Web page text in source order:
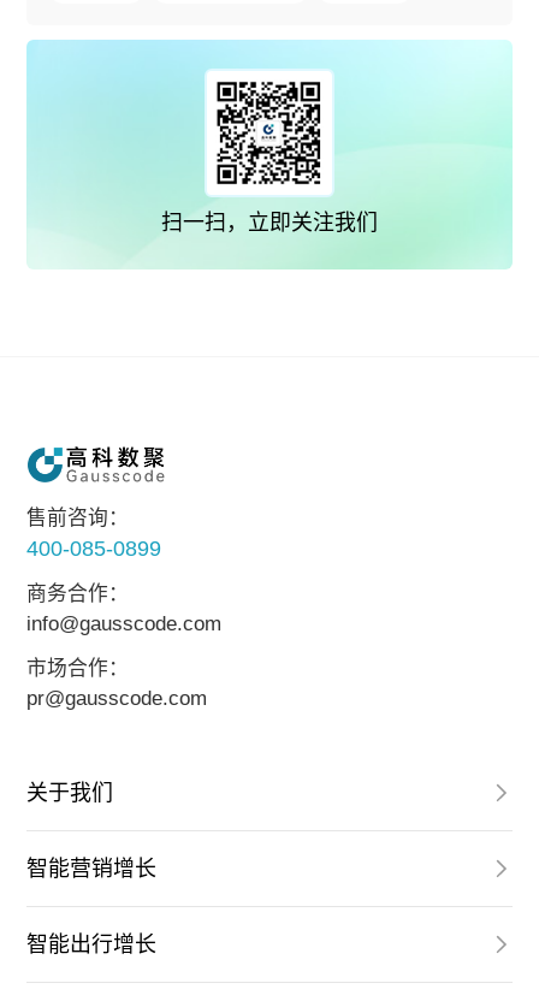
扫一扫，立即关注我们
售前咨询：
400-085-0899
商务合作：
info@gausscode.com
市场合作：
pr@gausscode.com
关于我们
智能营销增长
智能出行增长